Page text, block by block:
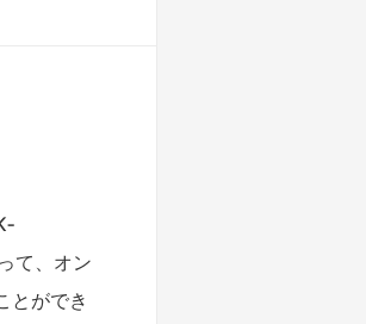
て、オン
とができ